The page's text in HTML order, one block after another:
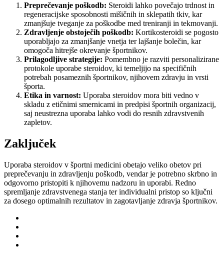
Preprečevanje poškodb: Steroidi lahko povečajo trdnost in
regeneracijske sposobnosti mišičnih in sklepatih tkiv, kar
zmanjšuje tveganje za poškodbe med treniranji in tekmovanji.
Zdravljenje obstoječih poškodb: Kortikosteroidi se pogosto
uporabljajo za zmanjšanje vnetja ter lajšanje bolečin, kar
omogoča hitrejše okrevanje športnikov.
Prilagodljive strategije: Pomembno je razviti personalizirane
protokole uporabe steroidov, ki temeljijo na specifičnih
potrebah posameznih športnikov, njihovem zdravju in vrsti
športa.
Etika in varnost: Uporaba steroidov mora biti vedno v
skladu z etičnimi smernicami in predpisi športnih organizacij,
saj neustrezna uporaba lahko vodi do resnih zdravstvenih
zapletov.
Zaključek
Uporaba steroidov v športni medicini obetajo veliko obetov pri
preprečevanju in zdravljenju poškodb, vendar je potrebno skrbno in
odgovorno pristopiti k njihovemu nadzoru in uporabi. Redno
spremljanje zdravstvenega stanja ter individualni pristop so ključni
za dosego optimalnih rezultatov in zagotavljanje zdravja športnikov.